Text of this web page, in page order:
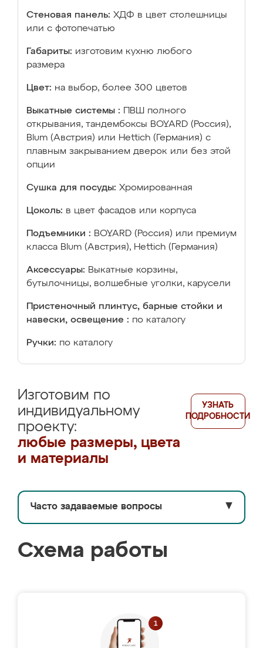
Стеновая панель: ХДФ в цвет столешницы
или с фотопечатью
Габариты: изготовим кухню любого
размера
Цвет: на выбор, более 300 цветов
Выкатные системы :
ПВШ полного
открывания, тандембоксы BOYARD (Россия),
Blum (Австрия) или Hettich (Германия) с
плавным закрыванием дверок или без этой
опции
Сушка для посуды: Хромированная
Цоколь: в цвет фасадов или корпуса
Подъемники : BOYARD (Россия) или премиум
класса Blum (Австрия), Hettich (Германия)
Аксессуары: Выкатные корзины,
бутылочницы, волшебные уголки, карусели
Пристеночный плинтус, барные стойки и
навески, освещение : по каталогу
Ручки: по каталогу
Изготовим по
индивидуальному
проекту:
любые размеры, цвета
и материалы
УЗНАТЬ
ПОДРОБНОСТИ
Часто задаваемые вопросы ▼
Схема работы